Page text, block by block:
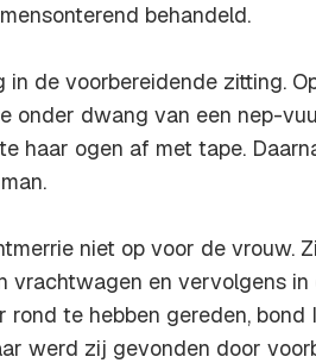
behandeld.
in de voorbereidende zitting.
onder dwang van een nep-
haar ogen af met tape.
niet op voor de vrouw.
vrachtwagen en vervolgens
rond te hebben gereden, bond
werd zij gevonden door